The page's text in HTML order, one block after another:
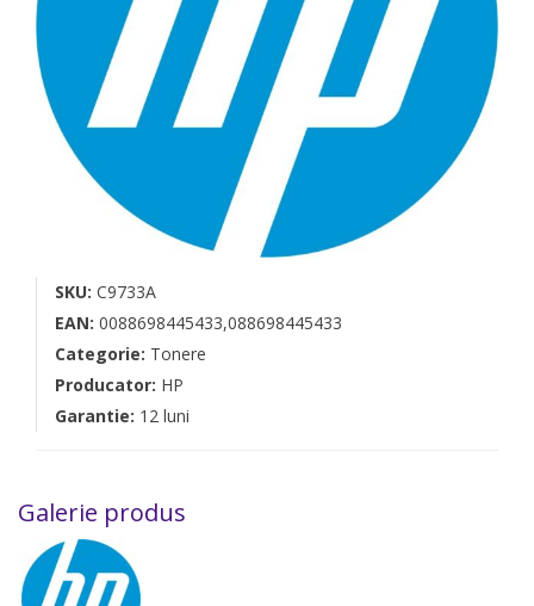
SKU: C9733A
EAN: 0088698445433,088698445433
Categorie: Tonere
Producator: HP
Garantie: 12 luni
Galerie produs